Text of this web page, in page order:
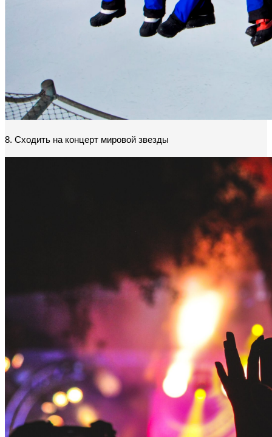
8. Сходить на концерт мировой звезды